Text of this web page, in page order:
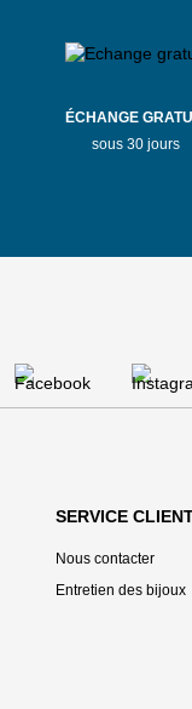
ÉCHANGE
sous 30 jours
SERVICE
Nous contacter
Entretien des bijoux